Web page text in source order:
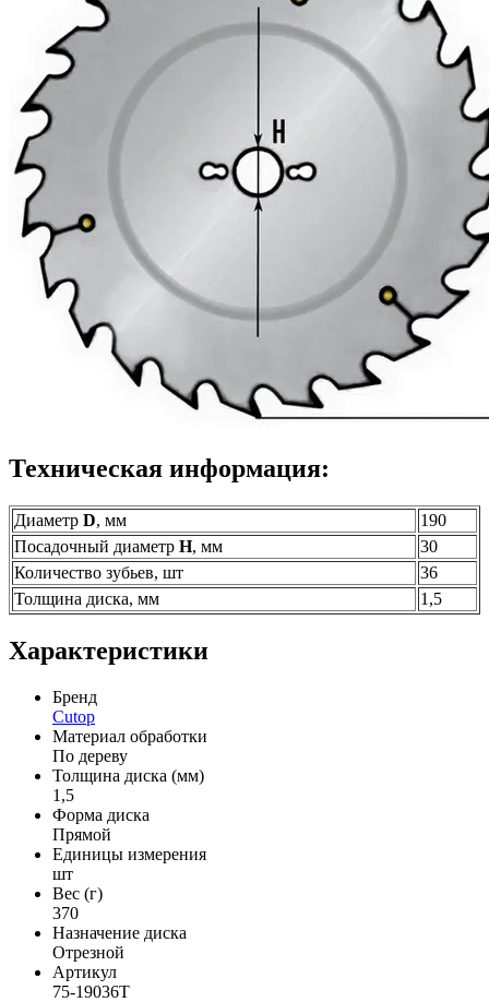
Техническая информация:
Диаметр D, мм
190
Посадочный диаметр H, мм
30
Количество зубьев, шт
36
Толщина диска, мм
1,5
Характеристики
Бренд
Cutop
Материал обработки
По дереву
Толщина диска (мм)
1,5
Форма диска
Прямой
Единицы измерения
шт
Вес (г)
370
Назначение диска
Отрезной
Артикул
75-19036Т